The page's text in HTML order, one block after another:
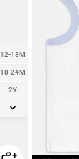
12-18M
18-24M
2Y
3Y